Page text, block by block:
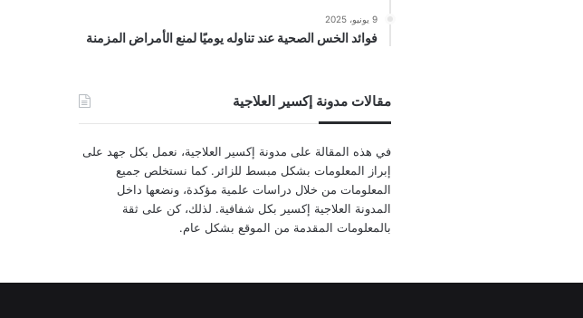
9 يونيو، 2025
فوائد الخس الصحية عند تناوله يوميًا لمنع الأمراض المزمنة
مقالات مدونة إكسير العلاجية
في هذه المقالة على مدونة إكسير العلاجية، نعمل بكل جهد على
إبراز المعلومات بشكل مبسط للزائر. كما نستخلص جميع
المعلومات من خلال دراسات علمية مؤكدة، ونضعها داخل
المدونة العلاجية إكسير بكل شفافية. لذلك، كن على ثقة
بالمعلومات المقدمة من الموقع بشكل عام.